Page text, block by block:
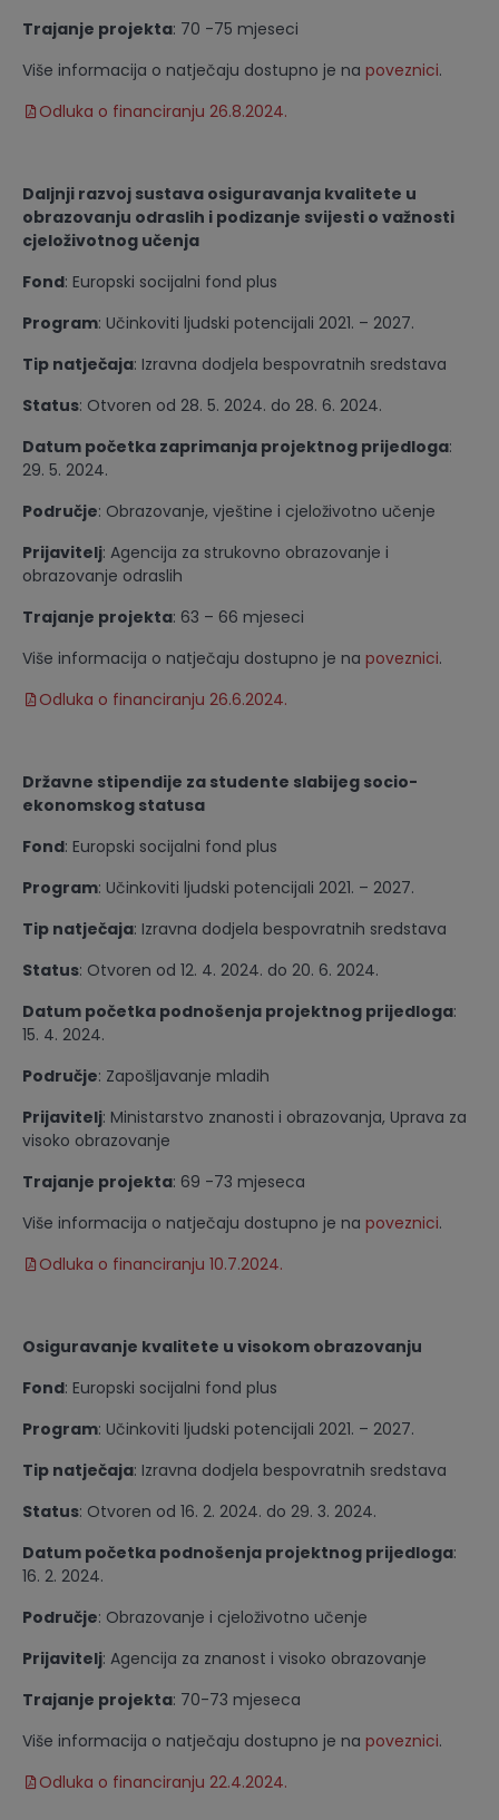
Trajanje projekta: 70 -75 mjeseci
Više informacija o natječaju dostupno je na poveznici.
Odluka o financiranju 26.8.2024.
Daljnji razvoj sustava osiguravanja kvalitete u
obrazovanju odraslih i podizanje svijesti o važnosti
cjeloživotnog učenja
Fond: Europski socijalni fond plus
Program: Učinkoviti ljudski potencijali 2021. – 2027.
Tip natječaja: Izravna dodjela bespovratnih sredstava
Status: Otvoren od 28. 5. 2024. do 28. 6. 2024.
Datum početka zaprimanja projektnog prijedloga:
29. 5. 2024.
Područje: Obrazovanje, vještine i cjeloživotno učenje
Prijavitelj: Agencija za strukovno obrazovanje i
obrazovanje odraslih
Trajanje projekta: 63 – 66 mjeseci
Više informacija o natječaju dostupno je na poveznici.
Odluka o financiranju 26.6.2024.
Državne stipendije za studente slabijeg socio-
ekonomskog statusa
Fond: Europski socijalni fond plus
Program: Učinkoviti ljudski potencijali 2021. – 2027.
Tip natječaja: Izravna dodjela bespovratnih sredstava
Status: Otvoren od 12. 4. 2024. do 20. 6. 2024.
Datum početka podnošenja projektnog prijedloga:
15. 4. 2024.
Područje: Zapošljavanje mladih
Prijavitelj: Ministarstvo znanosti i obrazovanja, Uprava za
visoko obrazovanje
Trajanje projekta: 69 -73 mjeseca
Više informacija o natječaju dostupno je na poveznici.
Odluka o financiranju 10.7.2024.
Osiguravanje kvalitete u visokom obrazovanju
Fond: Europski socijalni fond plus
Program: Učinkoviti ljudski potencijali 2021. – 2027.
Tip natječaja: Izravna dodjela bespovratnih sredstava
Status: Otvoren od 16. 2. 2024. do 29. 3. 2024.
Datum početka podnošenja projektnog prijedloga:
16. 2. 2024.
Područje: Obrazovanje i cjeloživotno učenje
Prijavitelj: Agencija za znanost i visoko obrazovanje
Trajanje projekta: 70-73 mjeseca
Više informacija o natječaju dostupno je na poveznici.
Odluka o financiranju 22.4.2024.